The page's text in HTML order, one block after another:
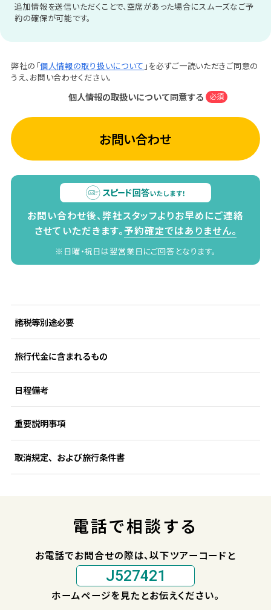
追加情報を送信いただくことで、空席があった場合にスムーズなご予
約の確保が可能です。
弊社の「個人情報の取り扱いについて 」を必ずご一読いただきご同意の
うえ、お問い合わせください。
個人情報の取扱いについて同意する 必須
お問い合わせ
お問い合わせ後、弊社スタッフよりお早めにご連絡
させていただきます。予約確定ではありません。
※日曜・祝日は翌営業日にご回答となります。
諸税等別途必要
旅行代金に含まれるもの
日程備考
重要説明事項
取消規定、および旅行条件書
電話で相談する
お電話でお問合せの際は、以下ツアーコードと
J527421
ホームページを見たとお伝えください。